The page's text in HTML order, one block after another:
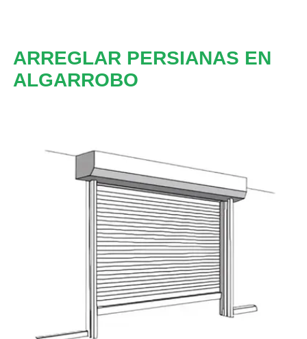
ARREGLAR PERSIANAS EN
ALGARROBO